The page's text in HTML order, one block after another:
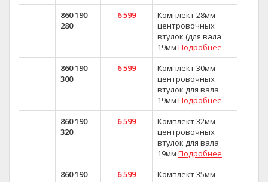
860 190
280
6 599
Комплект 28мм
центровочных
втулок (для вала
19мм Подробнее
860 190
300
6 599
Комплект 30мм
центровочных
втулок для вала
19мм Подробнее
860 190
320
6 599
Комплект 32мм
центровочных
втулок для вала
19мм Подробнее
860 190
6 599
Комплект 35мм